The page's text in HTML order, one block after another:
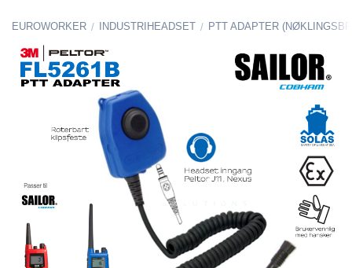
EUROWORKER / INDUSTRIHEADSET / PTT ADAPTER